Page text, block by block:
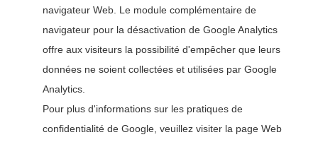
navigateur Web. Le module complémentaire de
navigateur pour la désactivation de Google Analytics
offre aux visiteurs la possibilité d'empêcher que leurs
données ne soient collectées et utilisées par Google
Analytics.
Pour plus d'informations sur les pratiques de
confidentialité de Google, veuillez visiter la page Web